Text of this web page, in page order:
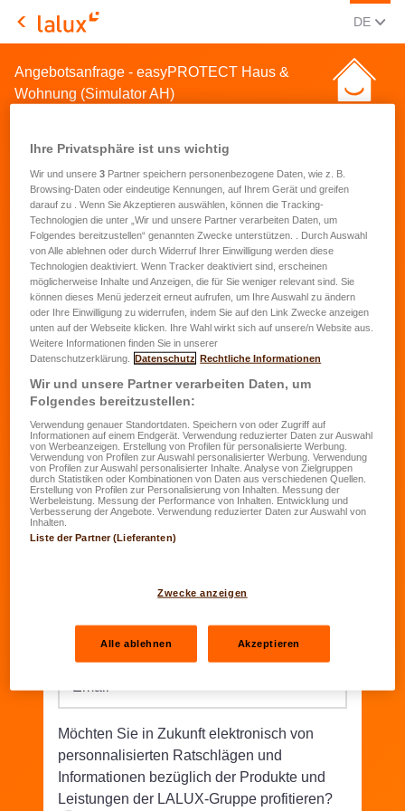
LALUX Assurances
DE
Angebotsanfrage - easyPROTECT Haus &
Wohnung (Simulator AH)
Angebotsanfrage für eine
Hausrat- und
Wohnungsversicherung
Vorname *
Name*
Geburtsdatum*
TT.MM.JJJJ
Straße/Nr.*
Telefon*
Email
Möchten Sie in Zukunft elektronisch von
personnalisierten Ratschlägen und
Informationen bezüglich der Produkte und
Leistungen der LALUX-Gruppe profitieren?
Ihre Privatsphäre ist uns wichtig
Wir und unsere3 Partner speichern personenbezogene Daten, wie z. B.
Browsing-Daten oder eindeutige Kennungen, auf Ihrem Gerät und greifen
darauf zu . Wenn Sie Akzeptieren auswählen, können die Tracking-
Technologien die unter „Wir und unsere Partner verarbeiten Daten, um
Folgendes bereitzustellen“ genannten Zwecke unterstützen. . Durch Auswahl
von Alle ablehnen oder durch Widerruf Ihrer Einwilligung werden diese
Technologien deaktiviert. Wenn Tracker deaktiviert sind, erscheinen
möglicherweise Inhalte und Anzeigen, die für Sie weniger relevant sind. Sie
können dieses Menü jederzeit erneut aufrufen, um Ihre Auswahl zu ändern
oder Ihre Einwilligung zu widerrufen, indem Sie auf den Link Zwecke anzeigen
unten auf der Webseite klicken. Ihre Wahl wirkt sich auf unsere/n Website aus.
Weitere Informationen finden Sie in unserer
Datenschutzerklärung.
Datenschutz Rechtliche Informationen
Wir und unsere Partner verarbeiten Daten, um
Folgendes bereitzustellen:
Verwendung genauer Standortdaten. Speichern von oder Zugriff auf
Informationen auf einem Endgerät. Verwendung reduzierter Daten zur Auswahl
von Werbeanzeigen. Erstellung von Profilen für personalisierte Werbung.
Verwendung von Profilen zur Auswahl personalisierter Werbung. Verwendung
von Profilen zur Auswahl personalisierter Inhalte. Analyse von Zielgruppen
durch Statistiken oder Kombinationen von Daten aus verschiedenen Quellen.
Erstellung von Profilen zur Personalisierung von Inhalten. Messung der
Werbeleistung. Messung der Performance von Inhalten. Entwicklung und
Verbesserung der Angebote. Verwendung reduzierter Daten zur Auswahl von
Inhalten.
Liste der Partner (Lieferanten)
Zwecke anzeigen
Alle ablehnen Akzeptieren